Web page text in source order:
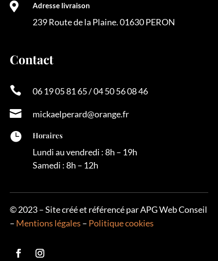
 Adresse livraison
239 Route de la Plaine. 01630 PERON
Contact
 06 19 05 81 65 / 04 50 56 08 46
 mickaelperard@orange.fr
 Horaires
Lundi au vendredi : 8h – 19h
Samedi : 8h – 12h
©2023 – Site créé et référencé par APG Web Conseil
– Mentions légales – Politique cookies